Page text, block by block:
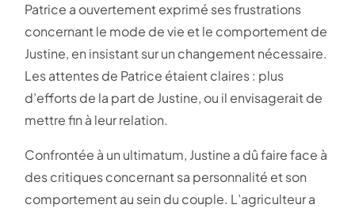
Patrice a ouvertement exprimé ses frustrations
concernant le mode de vie et le comportement de
Justine, en insistant sur un changement nécessaire.
Les attentes de Patrice étaient claires : plus
d’efforts de la part de Justine, ou il envisagerait de
mettre fin à leur relation.
Confrontée à un ultimatum, Justine a dû faire face à
des critiques concernant sa personnalité et son
comportement au sein du couple. L’agriculteur a